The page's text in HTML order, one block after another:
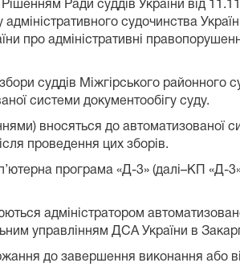
Ради суддів України від
судочинства
про адміністративні
суддів Міжгірського районного
системи документообігу суду.
вносяться до автоматизованої
проведення цих зборів.
програма «Д-3» (далі–КП «Д-
адміністратором
управлінням ДСА України в
до завершення виконання або